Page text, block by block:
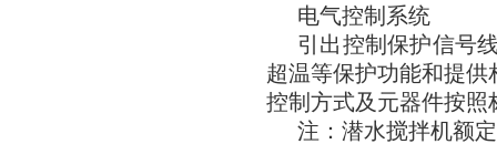
电气控制系统
引出控制保护信号
超温等保护功能和提
控制方式及元器件按照
注：潜水搅拌机额